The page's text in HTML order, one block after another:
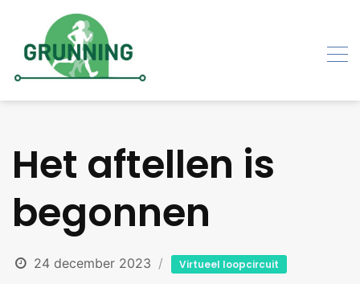
content
Het aftellen is
begonnen
24 december 2023 Virtueel loopcircuit